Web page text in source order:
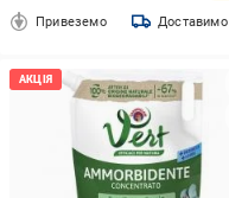
Привеземо Доставимо